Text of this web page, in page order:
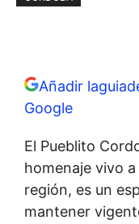
Añadir
Google
El Pueblito
homenaje vivo
región, es un
mantener